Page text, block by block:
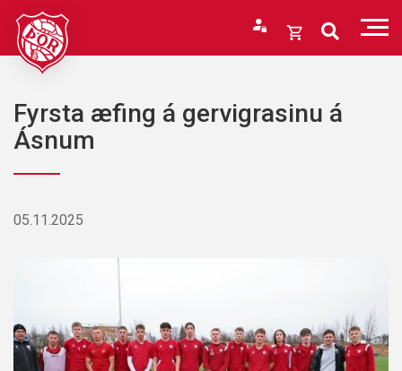
Fara
efni
Opna
Karfan þín
Karfan er tóm.
Fyrsta æfing á gervigrasinu á
Ásnum
05.11.2025